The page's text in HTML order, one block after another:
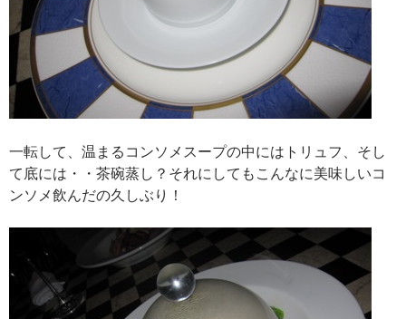
一転して、温まるコンソメスープの中にはトリュフ、そし
て底には・・茶碗蒸し？それにしてもこんなに美味しいコ
ンソメ飲んだの久しぶり！